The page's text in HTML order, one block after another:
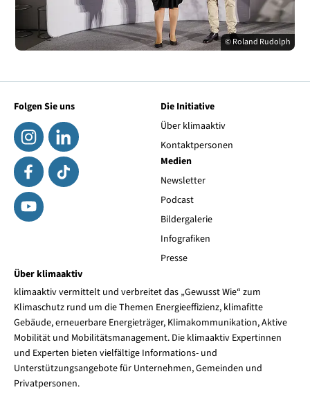
© Roland Rudolph
Folgen Sie uns
Die Initiative
Über klimaaktiv
Kontaktpersonen
Medien
Newsletter
Podcast
Bildergalerie
Infografiken
Presse
Über klimaaktiv
klimaaktiv vermittelt und verbreitet das „Gewusst Wie“ zum
Klimaschutz rund um die Themen Energieeffizienz, klimafitte
Gebäude, erneuerbare Energieträger, Klimakommunikation, Aktive
Mobilität und Mobilitätsmanagement. Die klimaaktiv Expertinnen
und Experten bieten vielfältige Informations- und
Unterstützungsangebote für Unternehmen, Gemeinden und
Privatpersonen.